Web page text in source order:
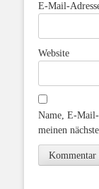
E-Mail-
Website
Name, E-
meinen